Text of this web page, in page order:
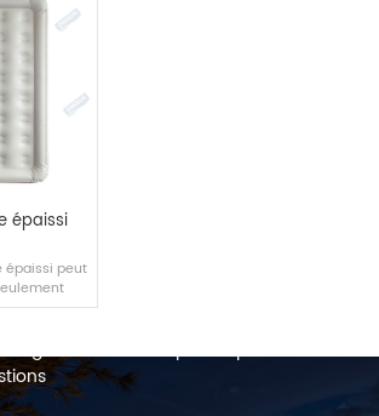
épaissi
épaissi peut
mais
ligne 7*24 heures pour répondre à